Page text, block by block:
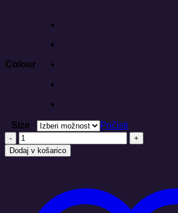
Colour
Size
Počisti
MANDALA
OBILJE
Fuser
Dodaj v košarico